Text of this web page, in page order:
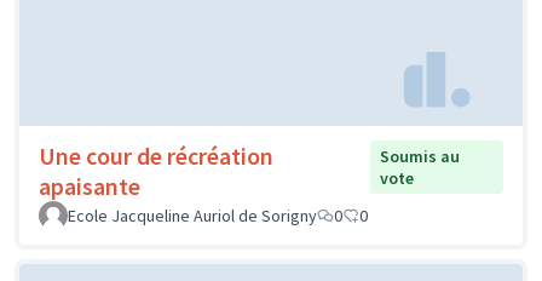
Une cour de récréation
apaisante
Soumis au
vote
Ecole Jacqueline Auriol de Sorigny
0 0